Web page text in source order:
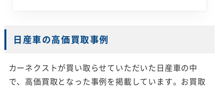
日産車の高価買取事例
カーネクストが買い取らせていただいた日産車の中
で、高価買取となった事例を掲載しています。お買取